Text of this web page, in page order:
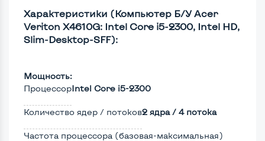
Характеристики (Компьютер Б/У Acer
Veriton X4610G: Intel Core i5-2300, Intel HD,
Slim-Desktop-SFF):
Мощность:
ПроцессорIntel Core i5-2300
Количество ядер / потоков2 ядра / 4 потока
Частота процессора (базовая-максимальная)